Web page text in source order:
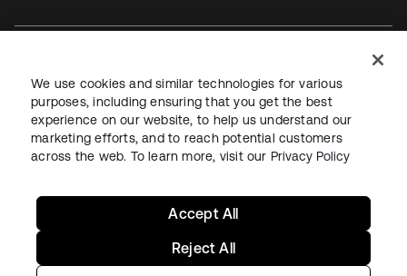
JuridiquePolitique de confidentialité
Conditions d’utilisation du siteSécuritéPlan du site
Paramètres des cookies
We use cookies and similar technologies for various
purposes, including ensuring that you get the best
experience on our website, to help us understand our
marketing efforts, and to reach potential customers
across the web. To learn more, visit our Privacy Policy
Reject All
Accept All